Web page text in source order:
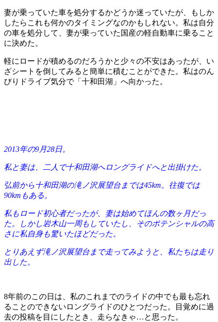
妻が乗っていた車を処分するかどうか迷っていたが、もしか
したらこれも何かのタイミングなのかもしれない。私は自分
の車を処分して、妻が乗っていた国産の軽自動車に乗ること
に決めた。
軽にロードが積めるのだろうかと少々の不安はあったが、い
ざシートを倒してみると簡単に積むことができた。私はのん
びりドライブ気分で「十和田湖」へ向かった。
2013年の9月28日。
私と妻は、二人で十和田湖へロングライドへと出掛けた。
弘前から十和田湖の滝ノ沢展望台までは45km。往復では
90kmもある。
私もロード初心者だったが、妻は始めてほんの数ヶ月だっ
た。しかし岩木山一周もしていたし、そのポテンシャルの高
さに私自身も驚いたほどだった。
とりあえず滝ノ沢展望台まで走ってみようと、私たちは走り
出した。
8年前のこの日は、私のこれまでのライドの中でも最も忘れ
ることのできないロングライドのひとつだった。目覚めに過
去の投稿を目にしたとき、走らなきゃ…と思った。